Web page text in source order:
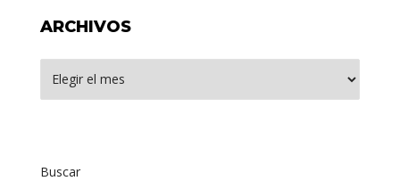
ARCHIVOS
Buscar